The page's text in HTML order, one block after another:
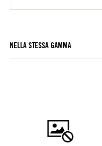
NELLA STESSA GAMMA